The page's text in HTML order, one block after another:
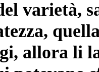
varietà,
allora li